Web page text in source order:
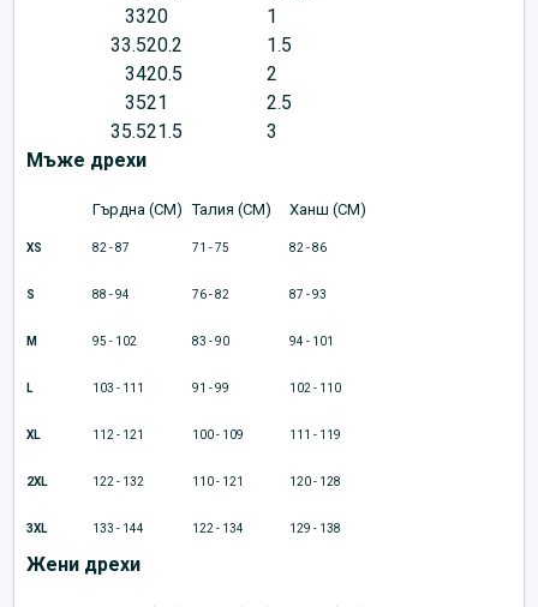
3320
1
33.520.2
1.5
3420.5
2
3521
2.5
35.521.5
3
Мъже дрехи
Гърдна (CM) Талия (CM) Ханш (CM)
XS 82 - 87 71 - 75 82 - 86
S 88 - 94 76 - 82 87 - 93
M 95 - 102 83 - 90 94 - 101
L 103 - 111 91 - 99 102 - 110
XL 112 - 121 100 - 109 111 - 119
2XL 122 - 132 110 - 121 120 - 128
3XL 133 - 144 122 - 134 129 - 138
Жени дрехи